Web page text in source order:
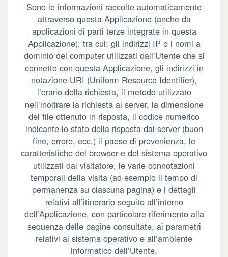
Sono le informazioni raccolte automaticamente
attraverso questa Applicazione (anche da
applicazioni di parti terze integrate in questa
Applicazione), tra cui: gli indirizzi IP o i nomi a
dominio dei computer utilizzati dall’Utente che si
connette con questa Applicazione, gli indirizzi in
notazione URI (Uniform Resource Identifier),
l’orario della richiesta, il metodo utilizzato
nell’inoltrare la richiesta al server, la dimensione
del file ottenuto in risposta, il codice numerico
indicante lo stato della risposta dal server (buon
fine, errore, ecc.) il paese di provenienza, le
caratteristiche del browser e del sistema operativo
utilizzati dal visitatore, le varie connotazioni
temporali della visita (ad esempio il tempo di
permanenza su ciascuna pagina) e i dettagli
relativi all’itinerario seguito all’interno
dell’Applicazione, con particolare riferimento alla
sequenza delle pagine consultate, ai parametri
relativi al sistema operativo e all’ambiente
informatico dell’Utente.